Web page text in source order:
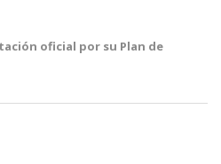
oficial por su Plan de